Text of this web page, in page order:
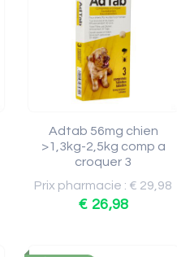
Adtab 56mg chien
>1,3kg-2,5kg comp a
croquer 3
Prix pharmacie : € 29,98
€ 26,98